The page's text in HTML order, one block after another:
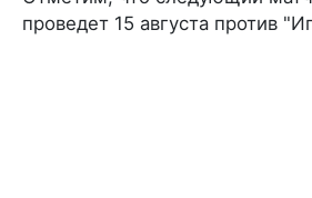
проведет 15 августа против